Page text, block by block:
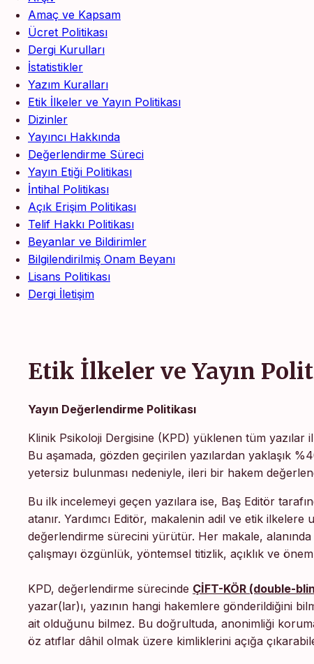
Amaç ve Kapsam
Ücret Politikası
Dergi Kurulları
İstatistikler
Yazım Kuralları
Etik İlkeler ve Yayın Politikası
Dizinler
Yayıncı Hakkında
Değerlendirme Süreci
Yayın Etiği Politikası
İntihal Politikası
Açık Erişim Politikası
Telif Hakkı Politikası
Beyanlar ve Bildirimler
Bilgilendirilmiş Onam Beyanı
Lisans Politikası
Dergi İletişim
Etik İlkeler ve Yayın
Yayın Değerlendirme Politikası
Klinik Psikoloji Dergisine (KPD) yüklenen tüm
Bu aşamada, gözden geçirilen yazılardan yaklaşık
yetersiz bulunması nedeniyle, ileri bir hakem
Bu ilk incelemeyi geçen yazılara ise, Baş Editör
atanır. Yardımcı Editör, makalenin adil ve etik
değerlendirme sürecini yürütür. Her makale,
çalışmayı özgünlük, yöntemsel titizlik, açıklık ve
KPD, değerlendirme sürecinde ÇİFT-KÖR (double-
yazar(lar)ı, yazının hangi hakemlere gönderildiğini
ait olduğunu bilmez. Bu doğrultuda, anonimliği
öz atıflar dâhil olmak üzere kimliklerini açığa